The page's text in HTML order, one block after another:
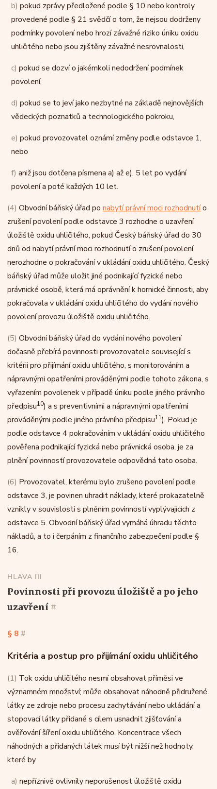
b) pokud zprávy předložené podle § 10 nebo kontroly
provedené podle § 21 svědčí o tom, že nejsou dodrženy
podmínky povolení nebo hrozí závažné riziko úniku oxidu
uhličitého nebo jsou zjištěny závažné nesrovnalosti,
c) pokud se dozví o jakémkoli nedodržení podmínek
povolení,
d) pokud se to jeví jako nezbytné na základě nejnovějších
vědeckých poznatků a technologického pokroku,
e) pokud provozovatel oznámí změny podle odstavce 1,
nebo
f) aniž jsou dotčena písmena a) až e), 5 let po vydání
povolení a poté každých 10 let.
(4) Obvodní báňský úřad po nabytí právní moci rozhodnutío
zrušení povolení podle odstavce 3 rozhodne o uzavření
úložiště oxidu uhličitého, pokud Český báňský úřad do 30
dnů od nabytí právní moci rozhodnutí o zrušení povolení
nerozhodne o pokračování v ukládání oxidu uhličitého. Český
báňský úřad může uložit jiné podnikající fyzické nebo
právnické osobě, která má oprávnění k hornické činnosti, aby
pokračovala v ukládání oxidu uhličitého do vydání nového
povolení provozu úložiště oxidu uhličitého.
(5) Obvodní báňský úřad do vydání nového povolení
dočasně přebírá povinnosti provozovatele související s
kritérii pro přijímání oxidu uhličitého, s monitorováním a
nápravnými opatřeními prováděnými podle tohoto zákona, s
vyřazením povolenek v případě úniku podle jiného právního
předpisu10) a s preventivními a nápravnými opatřeními
prováděnými podle jiného právního předpisu11). Pokud je
podle odstavce 4 pokračováním v ukládání oxidu uhličitého
pověřena podnikající fyzická nebo právnická osoba, je za
plnění povinností provozovatele odpovědná tato osoba.
(6) Provozovatel, kterému bylo zrušeno povolení podle
odstavce 3, je povinen uhradit náklady, které prokazatelně
vznikly v souvislosti s plněním povinností vyplývajících z
odstavce 5. Obvodní báňský úřad vymáhá úhradu těchto
nákladů, a to i čerpáním z finančního zabezpečení podle §
16.
HLAVA III
povinnosti při provozu úložiště a po jeho
uzavření #
§ 8 #
Kritéria a postup pro přijímání oxidu uhličitého
(1) Tok oxidu uhličitého nesmí obsahovat příměsi ve
významném množství; může obsahovat náhodně přidružené
látky ze zdroje nebo procesu zachytávání nebo ukládání a
stopovací látky přidané s cílem usnadnit zjišťování a
ověřování šíření oxidu uhličitého. Koncentrace všech
náhodných a přidaných látek musí být nižší než hodnoty,
které by
a) nepříznivě ovlivnily neporušenost úložiště oxidu